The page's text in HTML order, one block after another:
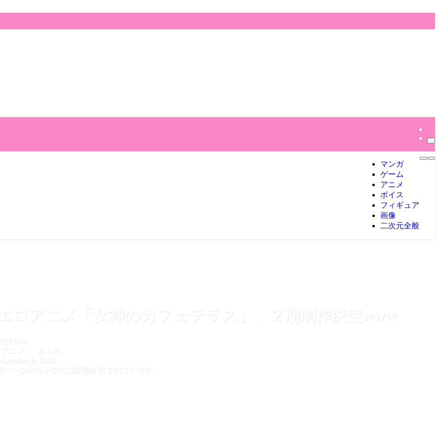
マンガ
ゲーム
アニメ
ボイス
フィギュア
画像
二次元全般
ロアニメ「女神のカフェテラス」、２期制作決定www
9/06
アニメ
まとめ
6, 2024
ページのリンクには広告が含まれています。